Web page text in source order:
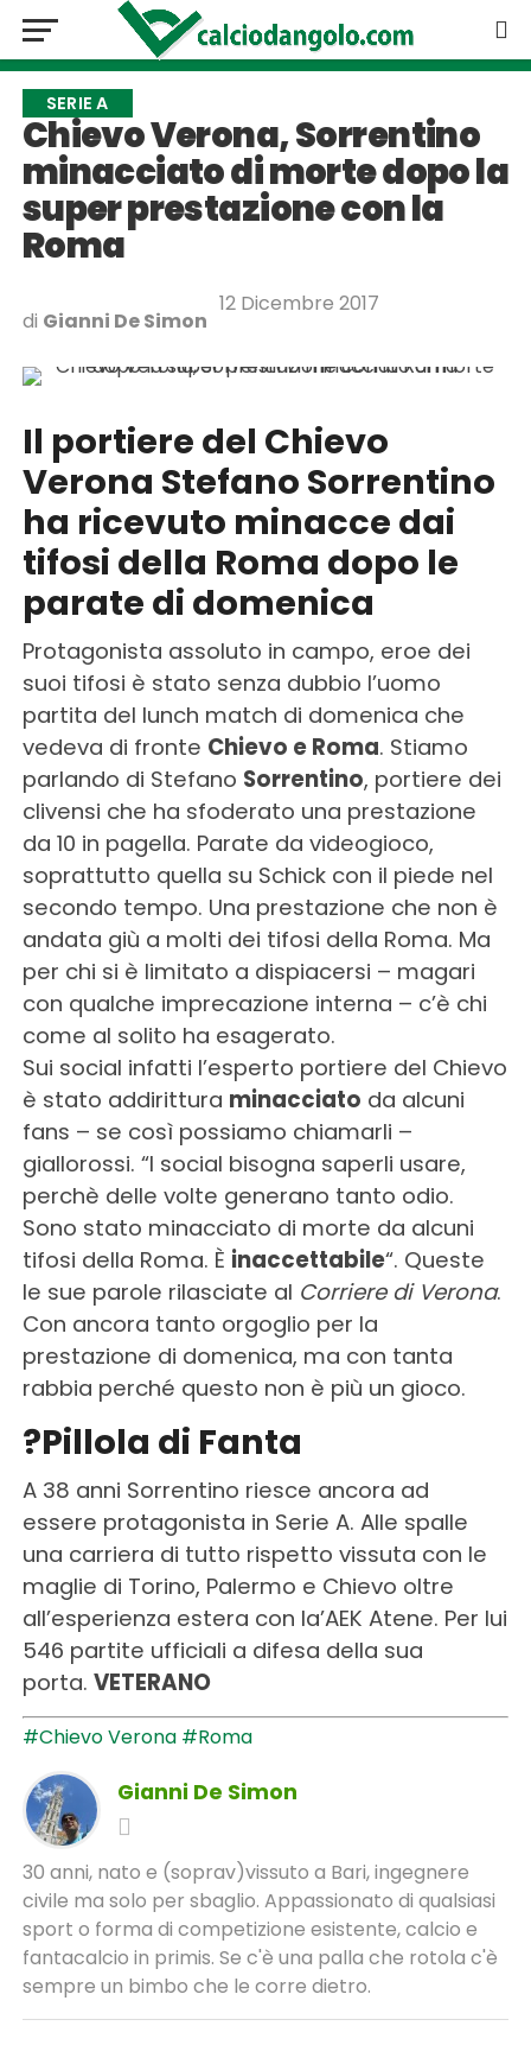
SERIE A
Chievo Verona, Sorrentino
minacciato di morte dopo la
super prestazione con la
Roma
di Gianni De Simon
12 Dicembre 2017
Il portiere del Chievo
Verona Stefano Sorrentino
ha ricevuto minacce dai
tifosi della Roma dopo le
parate di domenica
Protagonista assoluto in campo, eroe dei
suoi tifosi è stato senza dubbio l’uomo
partita del lunch match di domenica che
vedeva di fronte Chievo e Roma. Stiamo
parlando di Stefano Sorrentino, portiere dei
clivensi che ha sfoderato una prestazione
da 10 in pagella. Parate da videogioco,
soprattutto quella su Schick con il piede nel
secondo tempo. Una prestazione che non è
andata giù a molti dei tifosi della Roma. Ma
per chi si è limitato a dispiacersi – magari
con qualche imprecazione interna – c’è chi
come al solito ha esagerato.
Sui social infatti l’esperto portiere del Chievo
è stato addirittura minacciato da alcuni
fans – se così possiamo chiamarli –
giallorossi. “I social bisogna saperli usare,
perchè delle volte generano tanto odio.
Sono stato minacciato di morte da alcuni
tifosi della Roma. È inaccettabile“. Queste
le sue parole rilasciate al Corriere di Verona.
Con ancora tanto orgoglio per la
prestazione di domenica, ma con tanta
rabbia perché questo non è più un gioco.
?Pillola di Fanta
A 38 anni Sorrentino riesce ancora ad
essere protagonista in Serie A. Alle spalle
una carriera di tutto rispetto vissuta con le
maglie di Torino, Palermo e Chievo oltre
all’esperienza estera con la’AEK Atene. Per lui
546 partite ufficiali a difesa della sua
porta. VETERANO
#Chievo Verona #Roma
Gianni De Simon
30 anni, nato e (soprav)vissuto a Bari, ingegnere
civile ma solo per sbaglio. Appassionato di qualsiasi
sport o forma di competizione esistente, calcio e
fantacalcio in primis. Se c'è una palla che rotola c'è
sempre un bimbo che le corre dietro.